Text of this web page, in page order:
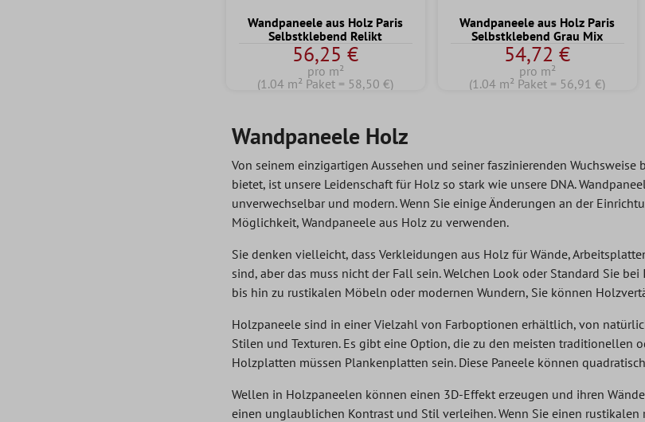
Wandpaneele aus Holz Paris
Selbstklebend Relikt
56,25 €
pro m²
(1.04 m² Paket = 58,50 €)
Wandpaneele aus Holz Paris
Selbstklebend Grau Mix
54,72 €
pro m²
(1.04 m² Paket = 56,91 €)
Wandpaneele Holz
Von seinem einzigartigen Aussehen und seiner faszinierenden
bietet, ist unsere Leidenschaft für Holz so stark wie unsere DNA.
unverwechselbar und modern. Wenn Sie einige Änderungen an der
Möglichkeit, Wandpaneele aus Holz zu verwenden.
Sie denken vielleicht, dass Verkleidungen aus Holz für Wände,
sind, aber das muss nicht der Fall sein. Welchen Look oder Standard Sie
bis hin zu rustikalen Möbeln oder modernen Wundern, Sie können
Holzpaneele sind in einer Vielzahl von Farboptionen erhältlich, von
Stilen und Texturen. Es gibt eine Option, die zu den meisten traditionellen
Holzplatten müssen Plankenplatten sein. Diese Paneele können
Wellen in Holzpaneelen können einen 3D-Effekt erzeugen und ihren
einen unglaublichen Kontrast und Stil verleihen. Wenn Sie einen